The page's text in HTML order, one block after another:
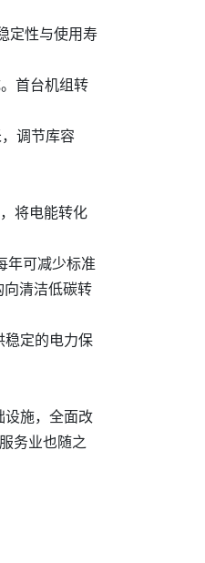
定性与使用寿
首台机组转
调节库容
将电能转化
年可减少标准
向清洁低碳转
稳定的电力保
设施，全面改
务业也随之